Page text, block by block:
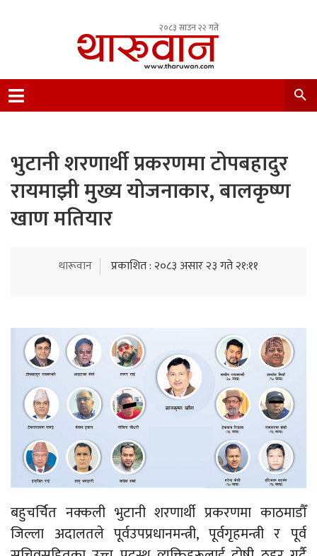
२०८३ साउन २२ गते
Nepal.
भुटानी शरणार्थी प्रकरणमा टोपबहादुर
रायमाझी मुख्य योजनाकार, बालकृष्ण
खाण मतियार
थारूवान प्रकाशित : २०८३ असार २३ गते २१:११
बहुचर्चित नक्कली भुटानी शरणार्थी प्रकरणमा काठमाडौँ
जिल्ला अदालतले पूर्वउपप्रधानमन्त्री, पूर्वगृहमन्त्री र पूर्व